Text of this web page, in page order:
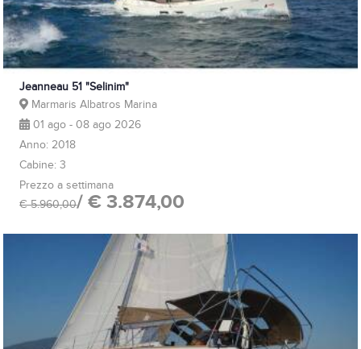
Jeanneau 51 "Selinim"
Marmaris Albatros Marina
01 ago - 08 ago 2026
Anno: 2018
Cabine: 3
Prezzo a settimana
€ 5.960,00/ € 3.874,00